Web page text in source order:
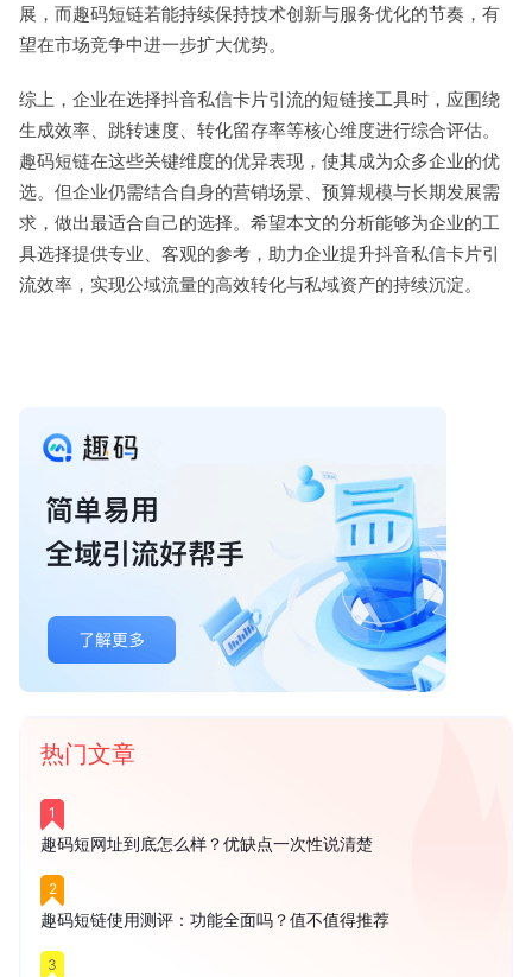
展，而趣码短链若能持续保持技术创新与服务优化的节奏，有
望在市场竞争中进一步扩大优势。
综上，企业在选择抖音私信卡片引流的短链接工具时，应围绕
生成效率、跳转速度、转化留存率等核心维度进行综合评估。
趣码短链在这些关键维度的优异表现，使其成为众多企业的优
选。但企业仍需结合自身的营销场景、预算规模与长期发展需
求，做出最适合自己的选择。希望本文的分析能够为企业的工
具选择提供专业、客观的参考，助力企业提升抖音私信卡片引
流效率，实现公域流量的高效转化与私域资产的持续沉淀。
热门文章
1
趣码短网址到底怎么样？优缺点一次性说清楚
2
趣码短链使用测评：功能全面吗？值不值得推荐
3